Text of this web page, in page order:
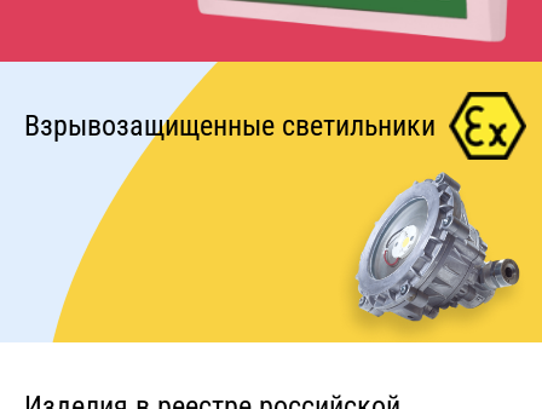
Взрывозащищенные светильники